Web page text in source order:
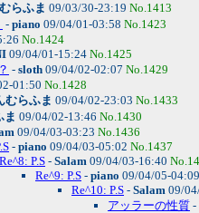
らふま 09/03/30-23:19 No.1413
- piano 09/04/01-03:58 No.1423
No.1424
09/04/01-15:24 No.1425
- sloth 09/04/02-02:07 No.1429
01:50 No.1428
むらふま 09/04/02-23:03 No.1433
ま 09/04/02-13:46 No.1430
09/04/03-03:23 No.1436
- piano 09/04/03-05:02 No.1437
Re^8: P.S - Salam 09/04/03-16:40
Re^9: P.S - piano 09/04/05-04:09
Re^10: P.S - Salam 09/
アッラーの性質 -